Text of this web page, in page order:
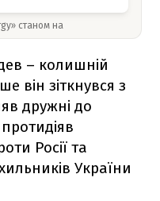
станом на
– колишній
він зіткнувся з
дружні до
Росії та
України